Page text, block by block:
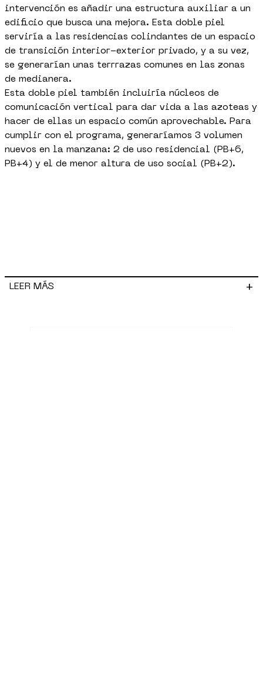
intervención es añadir una estructura auxiliar a un
edificio que busca una mejora. Esta doble piel
serviría a las residencias colindantes de un espacio
de transición interior-exterior privado, y a su vez,
se generarían unas terrrazas comunes en las zonas
de medianera.
Esta doble piel también incluiría núcleos de
comunicación vertical para dar vida a las azoteas y
hacer de ellas un espacio común aprovechable. Para
cumplir con el programa, generaríamos 3 volumen
nuevos en la manzana: 2 de uso residencial (PB+6,
PB+4) y el de menor altura de uso social (PB+2).
LEER MÁS +